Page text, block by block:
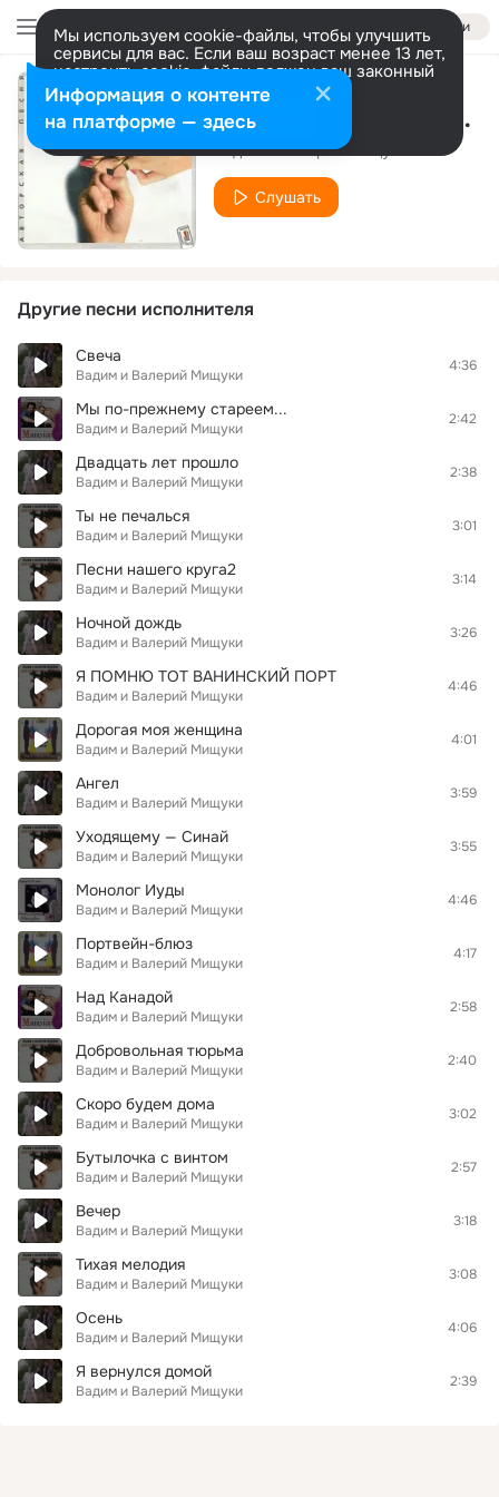
Войти
Мы используем cookie-файлы, чтобы улучшить
сервисы для вас. Если ваш возраст менее 13 лет,
настроить cookie-файлы должен ваш законный
представитель. Больше информации
Разрешить все Настроить Не поговорили 2 (Из к/ф "Всего один поворот")
Вадим и Валерий Мищуки
Слушать
Другие песни исполнителя
Свеча
Вадим и Валерий Мищуки
4:36
Мы по-прежнему стареем...
Вадим и Валерий Мищуки
2:42
Двадцать лет прошло
Вадим и Валерий Мищуки
2:38
Ты не печалься
Вадим и Валерий Мищуки
3:01
Песни нашего круга2
Вадим и Валерий Мищуки
3:14
Ночной дождь
Вадим и Валерий Мищуки
3:26
Я ПОМНЮ ТОТ ВАНИНСКИЙ ПОРТ
Вадим и Валерий Мищуки
4:46
Дорогая моя женщина
Вадим и Валерий Мищуки
4:01
Ангел
Вадим и Валерий Мищуки
3:59
Уходящему — Синай
Вадим и Валерий Мищуки
3:55
Монолог Иуды
Вадим и Валерий Мищуки
4:46
Портвейн-блюз
Вадим и Валерий Мищуки
4:17
Над Канадой
Вадим и Валерий Мищуки
2:58
Добровольная тюрьма
Вадим и Валерий Мищуки
2:40
Скоро будем дома
Вадим и Валерий Мищуки
3:02
Бутылочка с винтом
Вадим и Валерий Мищуки
2:57
Вечер
Вадим и Валерий Мищуки
3:18
Тихая мелодия
Вадим и Валерий Мищуки
3:08
Осень
Вадим и Валерий Мищуки
4:06
Я вернулся домой
Вадим и Валерий Мищуки
2:39
Информация о контенте
на платформе — здесь